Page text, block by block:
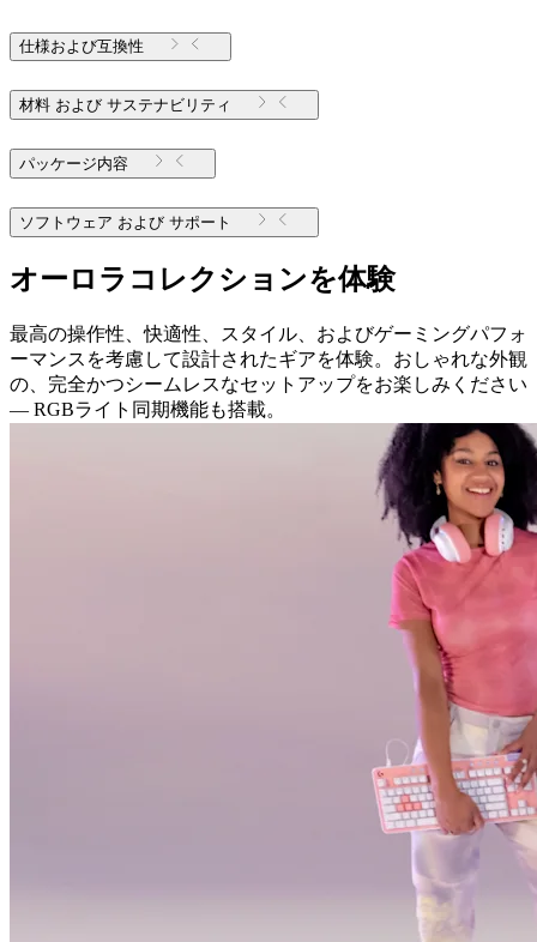
仕様および互換性
材料 および サステナビリティ
パッケージ内容
ソフトウェア および サポート
オーロラコレクションを体験
最高の操作性、快適性、スタイル、およびゲーミングパフォ
ーマンスを考慮して設計されたギアを体験。おしゃれな外観
の、完全かつシームレスなセットアップをお楽しみください
— RGBライト同期機能も搭載。